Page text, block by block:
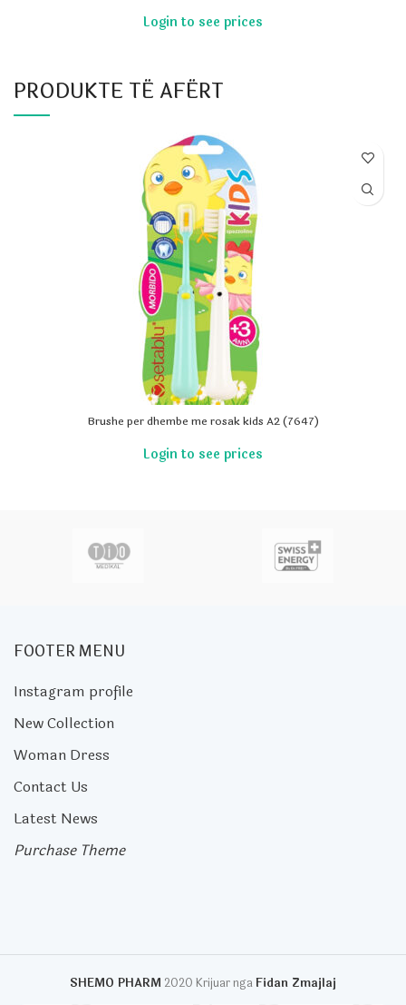
PRODUKTE TË AFËRT
Brushe per dhembe me rosak kids A2 (7647)
FOOTER MENU
Instagram profile
New Collection
Woman Dress
Contact Us
Latest News
Purchase Theme
SHEMO PHARM 2020 Krijuar ngaFidan Zmajlaj